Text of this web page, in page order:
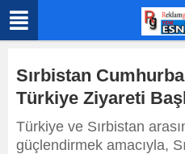
Sırbistan
Türkiye Ziyareti
Türkiye ve Sırbistan
güçlendirmek amacıyla,